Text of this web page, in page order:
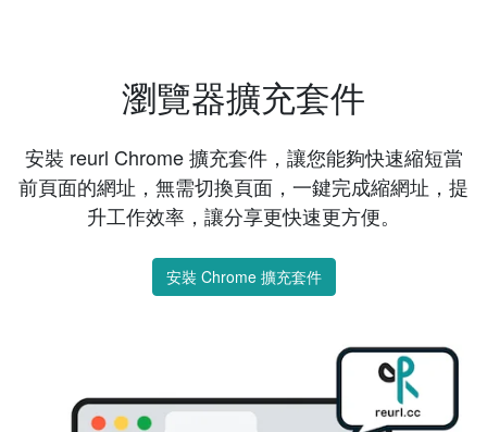
瀏覽器擴充套件
安裝 reurl Chrome 擴充套件，讓您能夠快速縮短當
前頁面的網址，無需切換頁面，一鍵完成縮網址，提
升工作效率，讓分享更快速更方便。
安裝 Chrome 擴充套件